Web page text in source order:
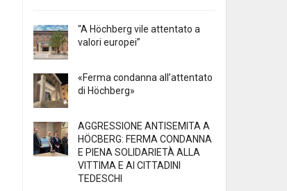
“A Höchberg vile attentato a
valori europei”
«Ferma condanna all’attentato
di Höchberg»
AGGRESSIONE ANTISEMITA A
HÖCBERG: FERMA CONDANNA
E PIENA SOLIDARIETÀ ALLA
VITTIMA E AI CITTADINI
TEDESCHI